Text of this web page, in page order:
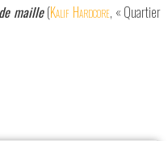
maille (Kalif Hardcore, « Quartier